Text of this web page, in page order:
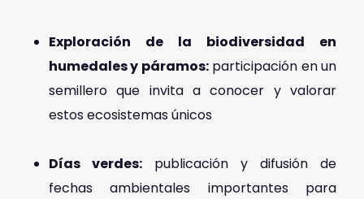
Exploración de la biodiversidad en
humedales y páramos:participación en un
semillero que invita a conocer y valorar
estos ecosistemas únicos
Días verdes: publicación y difusión de
fechas ambientales importantes para